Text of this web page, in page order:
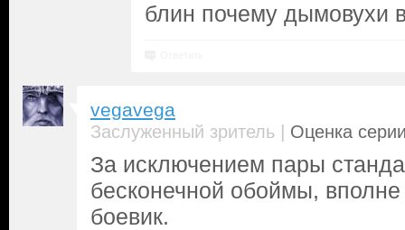
блин почему дымовухи
vegavega
Заслуженный зритель | Оценка
За исключением пары
бесконечной обоймы,
боевик.